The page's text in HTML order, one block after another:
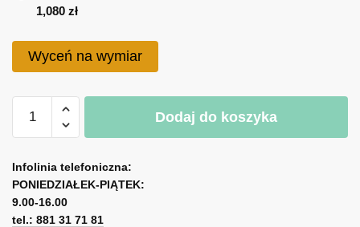
1,080 zł
Wyceń na wymiar
Orientalna
-
Beżowe
liście
Dodaj do koszyka
l
t
e
r
Infolinia telefoniczna:
PONIEDZIAŁEK-PIĄTEK:
9.00-16.00
tel.: 881 31 71 81